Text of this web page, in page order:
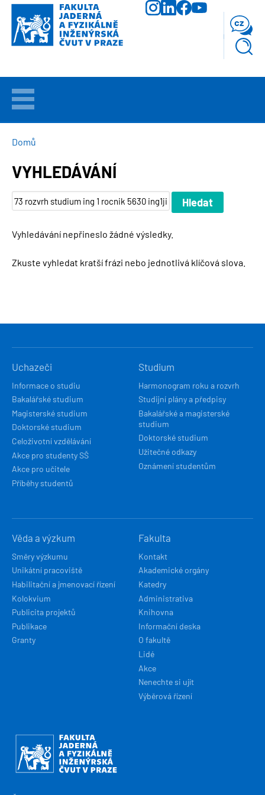
Přejít
hlavnímu
obsahu
VÍTEJTE
UCHAZEČI
STUDIUM
VĚDA
FAKULTA
cz
DROBEČKOVÁ
Domů
VYHLEDÁVÁNÍ
Vyhledávání nepřineslo žádné výsledky.
Zkuste vyhledat kratší frázi nebo jednotlivá klíčová slova.
NAVIGACE
Uchazeči
Informace o studiu
Bakalářské studium
Magisterské studium
Doktorské studium
Celoživotní vzdělávání
Akce pro studenty SŠ
Akce pro učitele
Příběhy studentů
Studium
Harmonogram roku a rozvrh
Studijní plány a předpisy
Bakalářské a magisterské
studium
Doktorské studium
Užitečné odkazy
Oznámení studentům
Věda a výzkum
Směry výzkumu
Unikátní pracoviště
Habilitační a jmenovací řízení
Kolokvium
Publicita projektů
Publikace
Granty
Fakulta
Kontakt
Akademické orgány
Katedry
Administrativa
Knihovna
Informační deska
O fakultě
Lidé
Akce
Nenechte si ujít
Výběrová řízení
Obrázek